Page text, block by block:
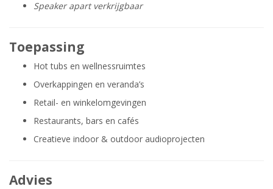
Speaker apart verkrijgbaar
Toepassing
Hot tubs en wellnessruimtes
Overkappingen en veranda’s
Retail- en winkelomgevingen
Restaurants, bars en cafés
Creatieve indoor & outdoor audioprojecten
Advies